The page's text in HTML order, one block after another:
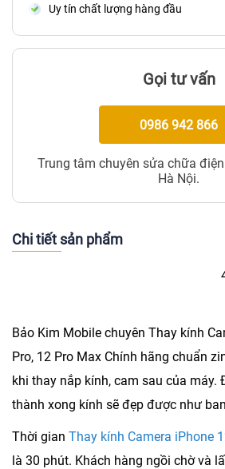
Uy tín chất lượng hàng đầu
Gọi tư vấn
0986 942 866
Trung tâm chuyên sửa chữa
Hà Nội.
Chi tiết sản phẩm
Bảo Kim Mobile chuyên Thay kính
Pro, 12 Pro Max Chính hãng chuẩn
khi thay nắp kính, cam sau của máy.
thành xong kính sẽ đẹp được như
Thời gian Thay kính Camera iPhone
là 30 phút. Khách hàng ngồi chờ và